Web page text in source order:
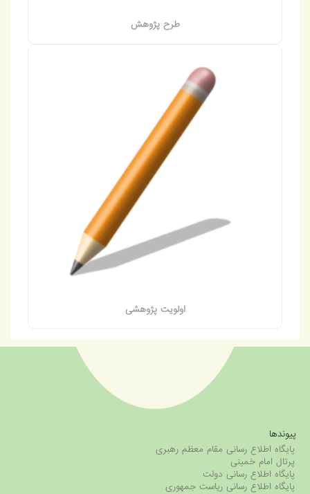
طرح پژوهش
اولویت پژوهشی
پیوندها
پایگاه اطلاع رسانی مقام معظم رهبری
پرتال امام خمینی
پایگاه اطلاع رسانی دولت
پایگاه اطلاع رسانی ریاست جمهوری